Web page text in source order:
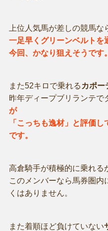
上位人気馬が差しの競馬な
一足早くグリーンベルトを
今回、かなり狙えそうです。
また52キロで乗れる カポー
昨年ディープブリランテで
が
「こっちも逸材」と評価
です。
高倉騎手が積極的に乗れる
このメンバーなら馬券圏内
くはありません。
また着順ほど負けていない